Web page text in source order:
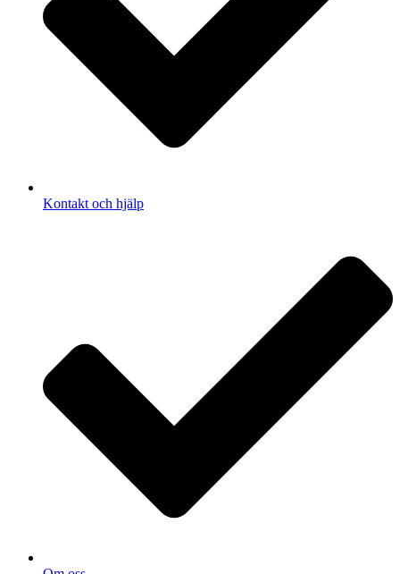
Kontakt och hjälp